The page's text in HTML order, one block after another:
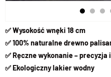
✅ Wysokość wnęki 18 cm
✅ 100% naturalne drewno
✅ Ręczne wykonanie –
✅ Ekologiczny lakier wodny